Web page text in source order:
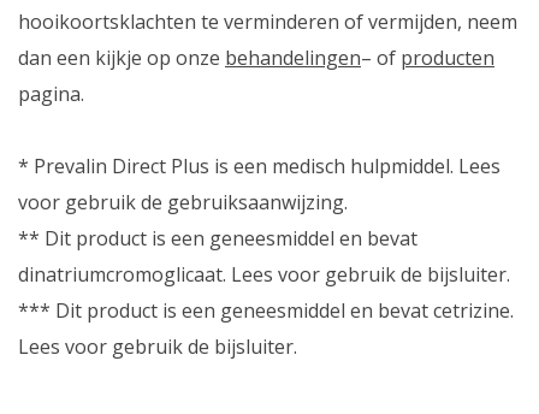
hooikoortsklachten te verminderen of vermijden, neem
dan een kijkje op onze behandelingen– of producten
pagina.
* Prevalin Direct Plus is een medisch hulpmiddel. Lees
voor gebruik de gebruiksaanwijzing.
** Dit product is een geneesmiddel en bevat
dinatriumcromoglicaat. Lees voor gebruik de bijsluiter.
*** Dit product is een geneesmiddel en bevat cetrizine.
Lees voor gebruik de bijsluiter.